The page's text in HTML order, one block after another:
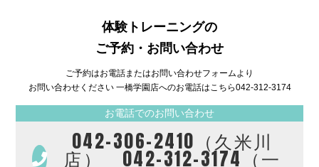
体験トレーニングの
ご予約・お問い合わせ
ご予約はお電話またはお問い合わせフォームより
お問い合わせください 一橋学園店へのお電話はこちら042-312-3174
お電話でのお問い合わせ
042-306-2410（久米川
店） 042-312-3174（一